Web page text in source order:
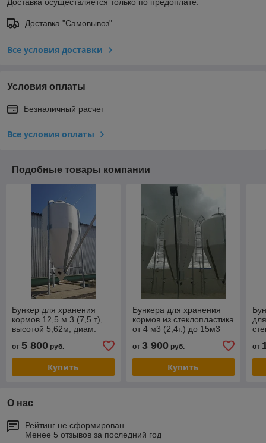
Доставка "Самовывоз"
Все условия доставки
Условия оплаты
Безналичный расчет
Все условия оплаты
Подобные товары компании
Бункер для хранения
кормов 12,5 м 3 (7,5 т),
высотой 5,62м, диам.
от 5 800 руб.
Купить
Бункера для хранения
кормов из стеклопластика
от 4 м3 (2,4т.) до 15м3
от 3 900руб.
Купить
от
О нас
Рейтинг не сформирован
Менее 5 отзывов за последний год